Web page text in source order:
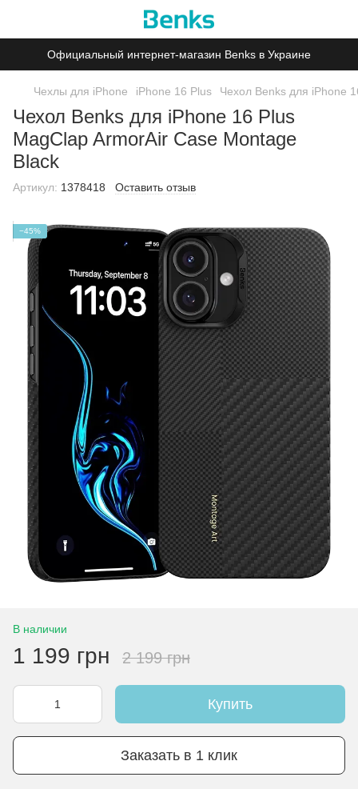
Официальный интернет-магазин Benks в Украине
Чехлы для iPhone iPhone 16 Plus Чехол Benks для iPhone
Чехол Benks для iPhone 16 Plus
MagClap ArmorAir Case Montage
Black
Артикул: 1378418 Оставить отзыв
−45%
В наличии
1 199 грн 2 199 грн
Купить
Заказать в 1 клик